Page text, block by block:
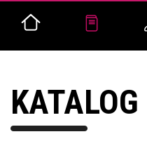
KATALOG